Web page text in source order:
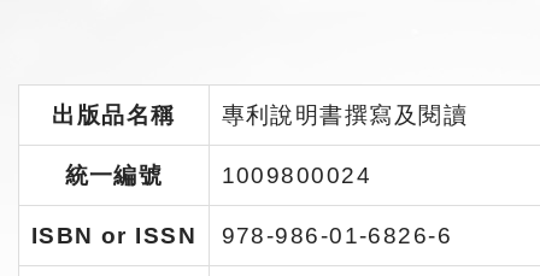
出版品名稱 專利說明書撰寫及閱讀
統一編號 1009800024
ISBN or ISSN 978-986-01-6826-6